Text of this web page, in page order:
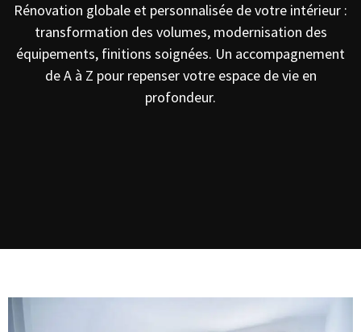
Rénovation globale et personnalisée de votre intérieur :
transformation des volumes, modernisation des
équipements, finitions soignées. Un accompagnement
de A à Z pour repenser votre espace de vie en
profondeur.